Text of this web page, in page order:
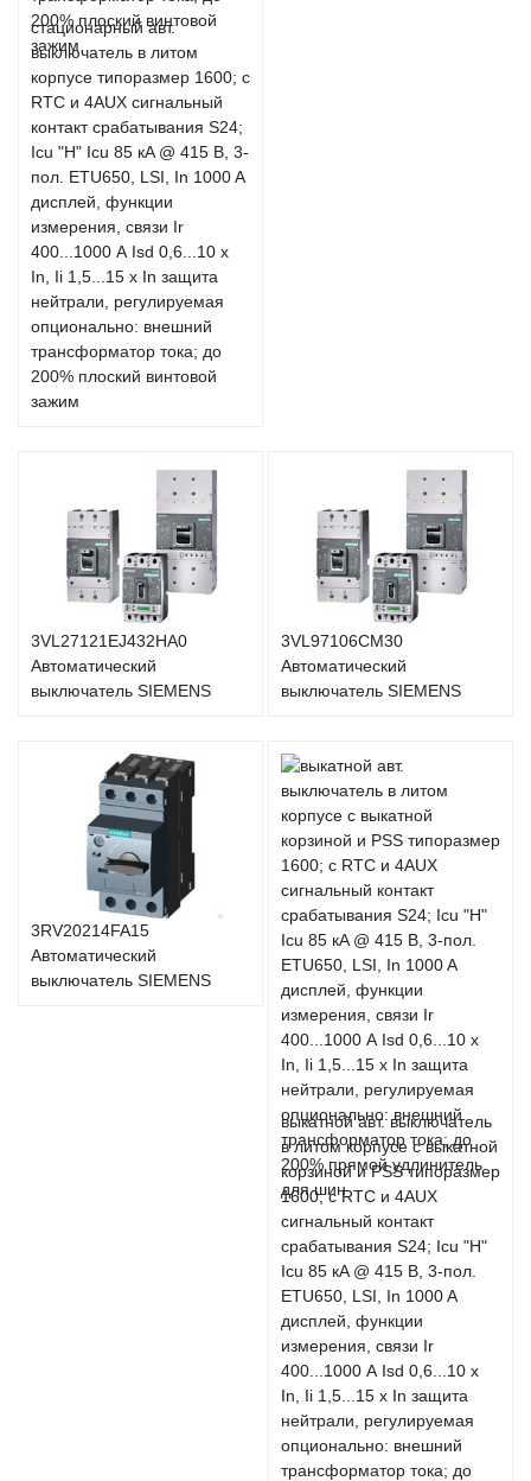
стационарный авт.
выключатель в литом
корпусе типоразмер 1600; с
RTC и 4AUX сигнальный
контакт срабатывания S24;
Icu "H" Icu 85 кA @ 415 В, 3-
пол. ETU650, LSI, In 1000 A
дисплей, функции
измерения, связи Ir
400...1000 А Isd 0,6...10 x
In, Ii 1,5...15 x In защита
нейтрали, регулируемая
опционально: внешний
трансформатор тока; до
200% плоский винтовой
зажим
3VL27121EJ432HA0
Автоматический
выключатель SIEMENS
3VL97106CM30
Автоматический
выключатель SIEMENS
3RV20214FA15
Автоматический
выключатель SIEMENS
выкатной авт. выключатель
в литом корпусе с выкатной
корзиной и PSS типоразмер
1600; с RTC и 4AUX
сигнальный контакт
срабатывания S24; Icu "H"
Icu 85 кA @ 415 В, 3-пол.
ETU650, LSI, In 1000 A
дисплей, функции
измерения, связи Ir
400...1000 А Isd 0,6...10 x
In, Ii 1,5...15 x In защита
нейтрали, регулируемая
опционально: внешний
трансформатор тока; до